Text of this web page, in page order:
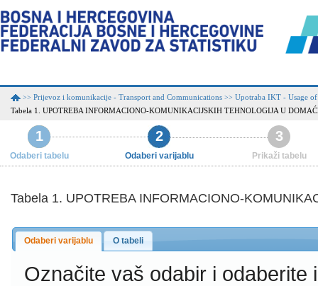
>> Prijevoz i komunikacije - Transport and Communications >> Upotraba IKT - Usage
Tabela 1. UPOTREBA INFORMACIONO-KOMUNIKACIJSKIH TEHNOLOGIJA U
1
Odaberi tabelu
2
Odaberi varijablu
3
Prikaži tabelu
Tabela 1. UPOTREBA INFORMACIONO-
Odaberi varijablu O tabeli
Označite vaš odabir i